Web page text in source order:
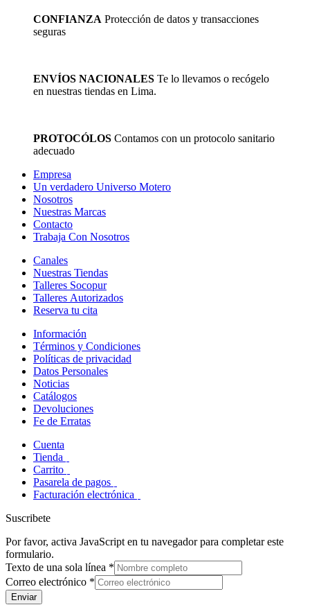
producto
CONFIANZA Protección de datos y transacciones
seguras
ENVÍOS NACIONALES Te lo llevamos o recógelo
en nuestras tiendas en Lima.
PROTOCÓLOS Contamos con un protocolo sanitario
adecuado
Empresa
Un verdadero Universo Motero
Nosotros
Nuestras Marcas
Contacto
Trabaja Con Nosotros
Canales
Nuestras Tiendas
Talleres Socopur
Talleres Autorizados
Reserva tu cita
Información
Términos y Condiciones
Políticas de privacidad
Datos Personales
Noticias
Catálogos
Devoluciones
Fe de Erratas
Cuenta
Tienda
Carrito
Pasarela de pagos
Facturación electrónica
Suscribete
Por favor, activa JavaScript en tu navegador para completar este
formulario.
Texto de una sola línea *
Correo electrónico *
Enviar